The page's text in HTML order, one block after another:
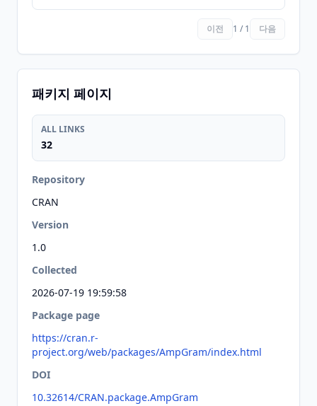
이전 1 / 1 다음
패키지 페이지
ALL LINKS
32
Repository
CRAN
Version
1.0
Collected
2026-07-19 19:59:58
Package page
https://cran.r-
project.org/web/packages/AmpGram/index.html
DOI
10.32614/CRAN.package.AmpGram